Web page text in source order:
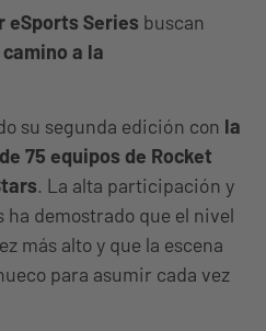
eSports Series buscan
a la
su segunda edición con la
75 equipos de Rocket
. La alta participación y
ha demostrado que el nivel
más alto y que la escena
para asumir cada vez